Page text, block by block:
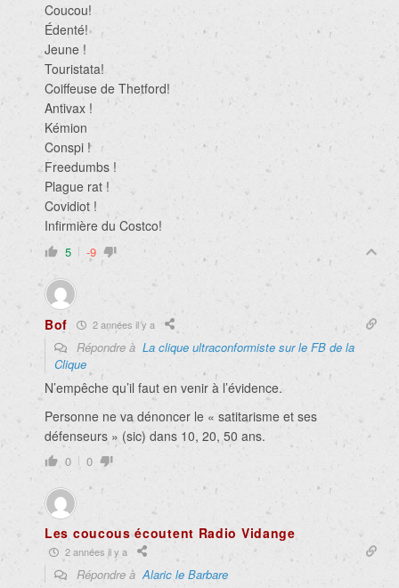
Coucou!
Édenté!
Jeune !
Touristata!
Coiffeuse de Thetford!
Antivax !
Kémion
Conspi !
Freedumbs !
Plague rat !
Covidiot !
Infirmière du Costco!
5 -9
Bof 2 années il y a
Répondre à La clique ultraconformiste sur le FB de la
Clique
N’empêche qu’il faut en venir à l’évidence.
Personne ne va dénoncer le « satitarisme et ses
défenseurs » (sic) dans 10, 20, 50 ans.
0 0
Les coucous écoutent Radio Vidange
2 années il y a
Répondre àAlaric le Barbare